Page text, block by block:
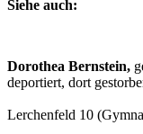
Siehe auch:
Dorothea Bernstein,
deportiert, dort
Lerchenfeld 10